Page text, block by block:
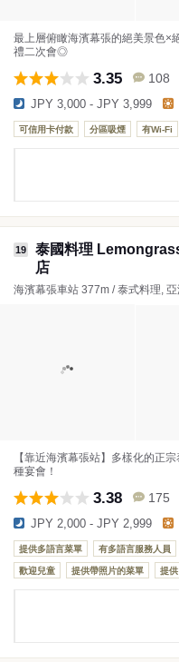
最上層俯瞰海濱幕張的絕美景色×
禮二次會◎
3.35 108
JPY 3,000 - JPY 3,999
可信用卡付款 分區吸煙 有Wi-Fi
19
泰國料理
店
海濱幕張車站 377m / 泰式料理,
【靠近海濱幕張站】多樣化的正
種宴會！
3.38 175
JPY 2,000 - JPY 2,999
提供多語言菜單 有多語言服務人員
歡迎兒童 提供帶照片的菜單 提